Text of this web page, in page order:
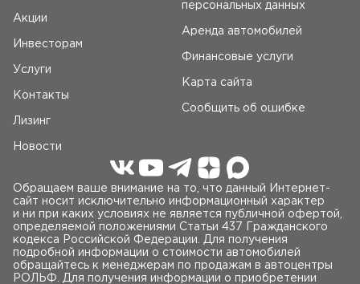
Акции
Инвесторам
Услуги
Контакты
Лизинг
Новости
персональных данных
Аренда автомобилей
Финансовые услуги
Карта сайта
Сообщить об ошибке
Обращаем ваше внимание на то, что данный Интернет-
сайт носит исключительно информационный характер
и ни при каких условиях не является публичной офертой,
определяемой положениями Статьи 437 Гражданского
кодекса Российской Федерации. Для получения
подробной информации о стоимости автомобилей
обращайтесь к менеджерам по продажам в автоцентры
РОЛЬФ. Для получения информации о приобретении